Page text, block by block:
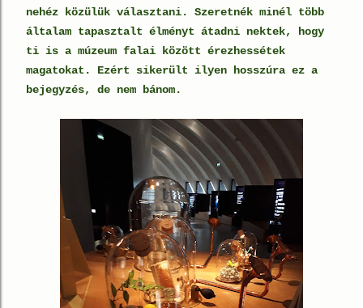
nehéz közülük választani. Szeretnék minél több
általam tapasztalt élményt átadni nektek, hogy
ti is a múzeum falai között érezhessétek
magatokat. Ezért sikerült ilyen hosszúra ez a
bejegyzés, de nem bánom.